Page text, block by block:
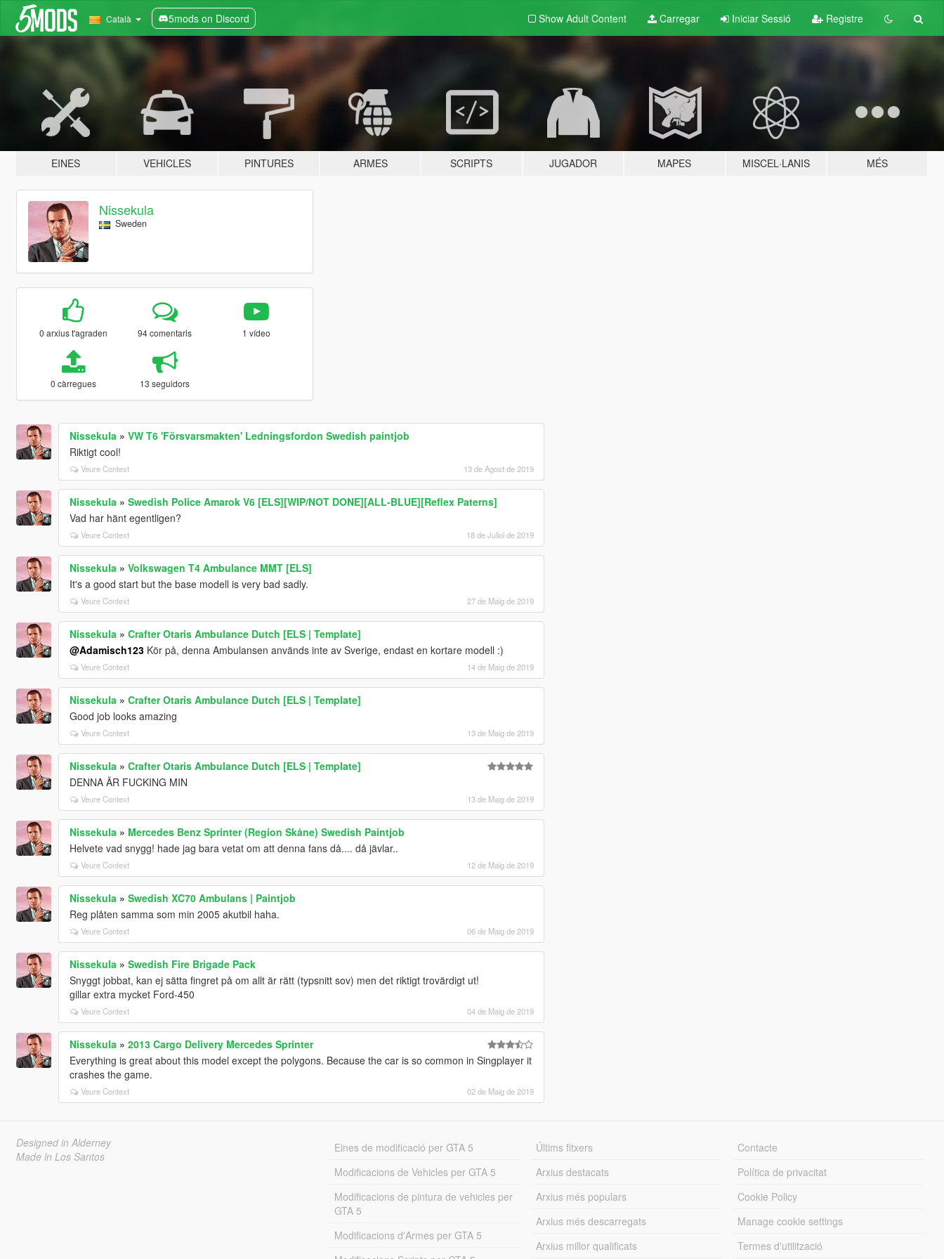
Català 5mods on Discord Show Adult Content Carregar Iniciar Sessió Registre
EINES VEHICLES PINTURES ARMES SCRIPTS JUGADOR MAPES MISCEL·LANIS MÉS
Nissekula
Sweden
0 arxius t'agraden 94 comentaris 1 vídeo
0 càrregues 13 seguidors
Nissekula » VW T6 'Försvarsmakten' Ledningsfordon Swedish paintjob
Riktigt cool!
Veure Context 13 de Agost de 2019
Nissekula » Swedish Police Amarok V6 [ELS][WIP/NOT DONE][ALL-BLUE][Reflex Paterns]
Vad har hänt egentligen?
Veure Context 18 de Juliol de 2019
Nissekula » Volkswagen T4 Ambulance MMT [ELS]
It's a good start but the base modell is very bad sadly.
Veure Context 27 de Maig de 2019
Nissekula » Crafter Otaris Ambulance Dutch [ELS | Template]
@Adamisch123Kör på, denna Ambulansen används inte av Sverige, endast en kortare modell :)
Veure Context 14 de Maig de 2019
Nissekula » Crafter Otaris Ambulance Dutch [ELS | Template]
Good job looks amazing
Veure Context 13 de Maig de 2019
Nissekula » Crafter Otaris Ambulance Dutch [ELS | Template]
DENNA ÄR FUCKING MIN
Veure Context 13 de Maig de 2019
Nissekula » Mercedes Benz Sprinter (Region Skåne) Swedish Paintjob
Helvete vad snygg! hade jag bara vetat om att denna fans då.... då jävlar..
Veure Context 12 de Maig de 2019
Nissekula » Swedish XC70 Ambulans | Paintjob
Reg plåten samma som min 2005 akutbil haha.
Veure Context 06 de Maig de 2019
Nissekula » Swedish Fire Brigade Pack
Snyggt jobbat, kan ej sätta fingret på om allt är rätt (typsnitt sov) men det riktigt trovärdigt ut!
gillar extra mycket Ford-450
Veure Context 04 de Maig de 2019
Nissekula » 2013 Cargo Delivery Mercedes Sprinter
Everything is great about this model except the polygons. Because the car is so common in Singplayer it
crashes the game.
Veure Context 02 de Maig de 2019
Designed in Alderney
Made in Los Santos
Eines de modificació per GTA 5
Modificacions de Vehicles per GTA 5
Modificacions de pintura de vehicles per
GTA 5
Modificacions d'Armes per GTA 5
Últims fitxers
Arxius destacats
Arxius més populars
Arxius més descarregats
Arxius millor qualificats
Contacte
Política de privacitat
Cookie Policy
Manage cookie settings
Termes d'utilització